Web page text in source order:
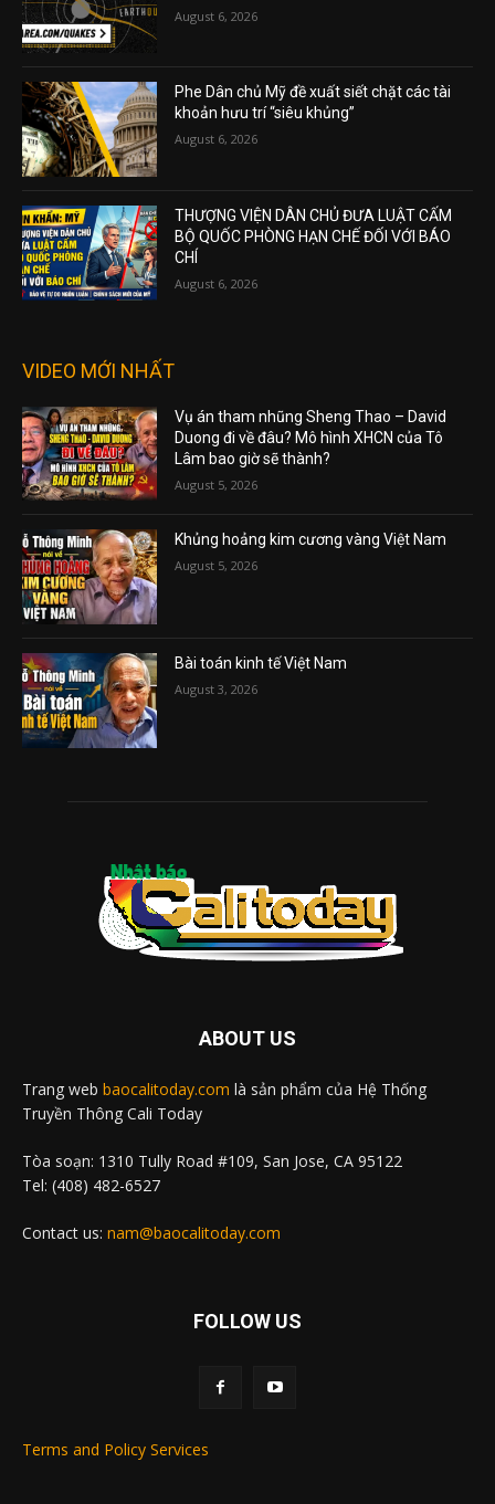
August 6, 2026
Phe Dân chủ Mỹ đề xuất siết chặt các tài
khoản hưu trí “siêu khủng”
August 6, 2026
THƯỢNG VIỆN DÂN CHỦ ĐƯA LUẬT CẤM
BỘ QUỐC PHÒNG HẠN CHẾ ĐỐI VỚI BÁO
CHÍ
August 6, 2026
VIDEO MỚI NHẤT
Vụ án tham nhũng Sheng Thao – David
Duong đi về đâu? Mô hình XHCN của Tô
Lâm bao giờ sẽ thành?
August 5, 2026
Khủng hoảng kim cương vàng Việt Nam
August 5, 2026
Bài toán kinh tế Việt Nam
August 3, 2026
ABOUT US
Trang web baocalitoday.com là sản phẩm của Hệ Thống
Truyền Thông Cali Today
Tòa soạn: 1310 Tully Road #109, San Jose, CA 95122
Tel: (408) 482-6527
Contact us: nam@baocalitoday.com
FOLLOW US
Terms and Policy Services